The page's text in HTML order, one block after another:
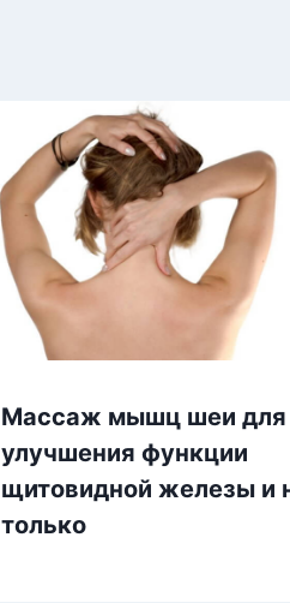
Массаж мышц шеи для
улучшения функции
щитовидной железы и
только